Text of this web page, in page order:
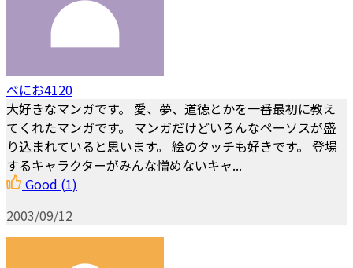
べにお4120
大好きなマンガです。 愛、夢、道徳とかを一番最初に教え
てくれたマンガです。 マンガだけどいろんなペーソスが盛
り込まれていると思います。 絵のタッチも好きです。 登場
するキャラクターがみんな憎めないキャ...
Good (1)
2003/09/12